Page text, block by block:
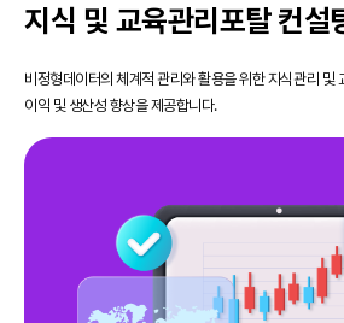
지식 및 교육관리포탈 컨설
비정형데이터의 체계적 관리와 활용을 위한 지식관리 및
이익 및 생산성 향상을 제공합니다.